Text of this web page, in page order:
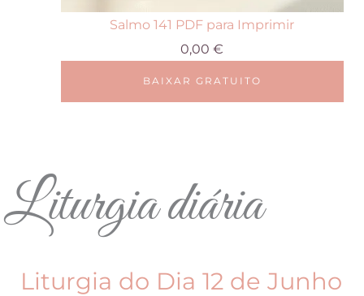
Salmo 141 PDF para Imprimir
0,00€
BAIXAR GRATUITO
Liturgia diária
Liturgia do Dia 12 de Junho